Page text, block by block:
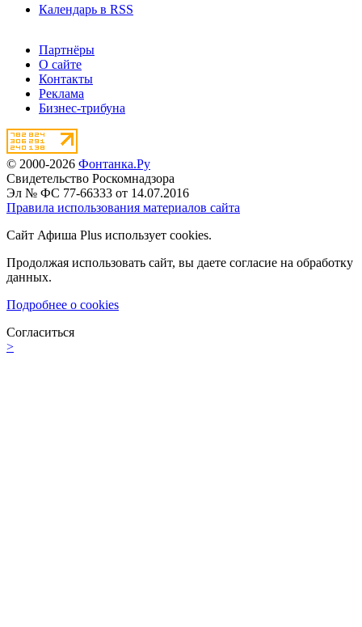
Календарь в RSS
Партнёры
О сайте
Контакты
Реклама
Бизнес-трибуна
© 2000-2026 Фонтанка.Ру
Свидетельство Роскомнадзора
Эл № ФС 77-66333 от 14.07.2016
Правила использования материалов сайта
Сайт Афиша Plus использует cookies.
Продолжая использовать сайт, вы даете согласие на обработку
данных.
Подробнее о cookies
Согласиться
>